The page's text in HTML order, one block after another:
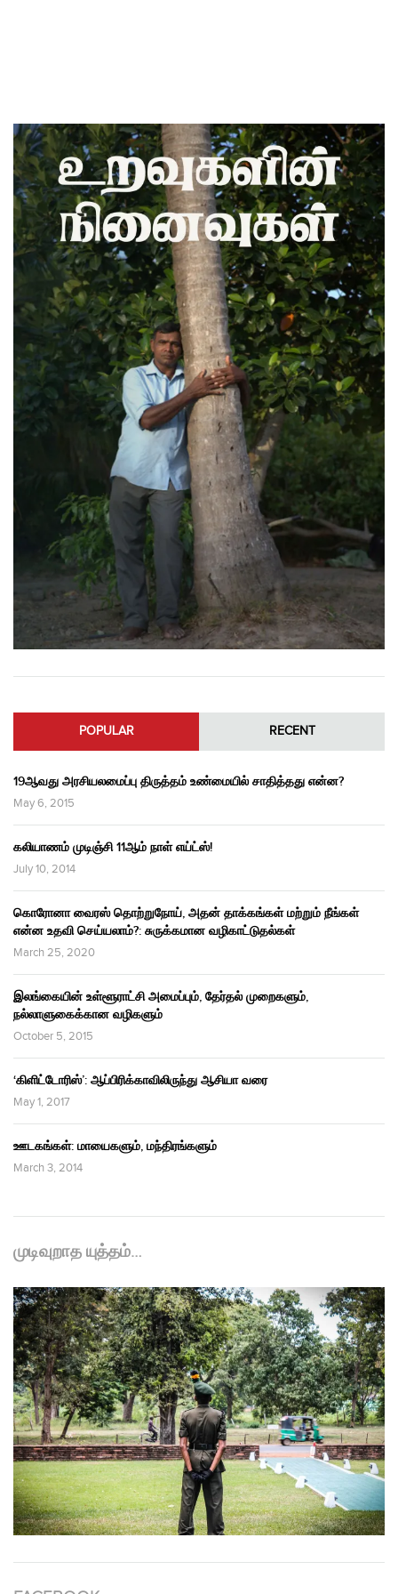
POPULAR RECENT
19ஆவது அரசியலமைப்பு திருத்தம் உண்மையில் சாதித்தது என்ன?
May 6, 2015
கலியாணம் முடிஞ்சி 11ஆம் நாள் எய்ட்ஸ்!
July 10, 2014
கொரோனா வைரஸ் தொற்றுநோய், அதன் தாக்கங்கள் மற்றும் நீங்கள்
என்ன உதவி செய்யலாம்?: சுருக்கமான வழிகாட்டுதல்கள்
March 25, 2020
இலங்கையின் உள்ளூராட்சி அமைப்பும், தேர்தல் முறைகளும்,
நல்லாளுகைக்கான வழிகளும்
October 5, 2015
‘கிளிட்டோரிஸ்’: ஆப்பிரிக்காவிலிருந்து ஆசியா வரை
May 1, 2017
ஊடகங்கள்: மாயைகளும், மந்திரங்களும்
March 3, 2014
முடிவுறாத யுத்தம்…